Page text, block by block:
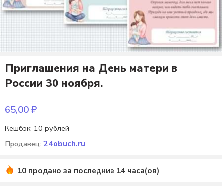
Приглашения на День матери в
России 30 ноября.
65,00₽
Кешбэк: 10 рублей
Продавец: 24obuch.ru
10 продано за последние 14 часа(ов)